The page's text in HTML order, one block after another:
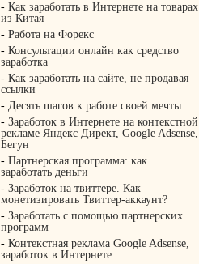
- Как заработать в Интернете на товарах
из Китая
- Работа на Форекс
- Консультации онлайн как средство
заработка
- Как заработать на сайте, не продавая
ссылки
- Десять шагов к работе своей мечты
- Заработок в Интернете на контекстной
рекламе Яндекс Директ, Google Adsense,
Бегун
- Партнерская программа: как
заработать деньги
- Заработок на твиттере. Как
монетизировать Твиттер-аккаунт?
- Заработать с помощью партнерских
программ
- Контекстная реклама Google Adsense,
заработок в Интернете